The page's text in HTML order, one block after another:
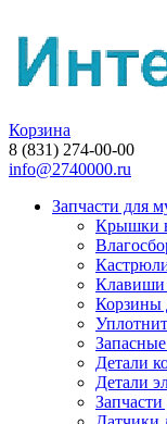
Корзина
8 (831) 274-00-00
info@2740000.ru
Запчасти для
Крышки
Клавиши
Корзины
Детали
Детали